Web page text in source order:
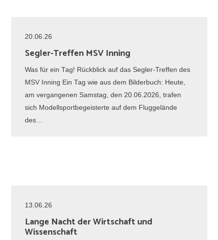
20.06.26
Segler-Treffen MSV Inning
Was für ein Tag! Rückblick auf das Segler-Treffen des
MSV Inning Ein Tag wie aus dem Bilderbuch: Heute,
am vergangenen Samstag, den 20.06.2026, trafen
sich Modellsportbegeisterte auf dem Fluggelände
des…
13.06.26
Lange Nacht der Wirtschaft und
Wissenschaft